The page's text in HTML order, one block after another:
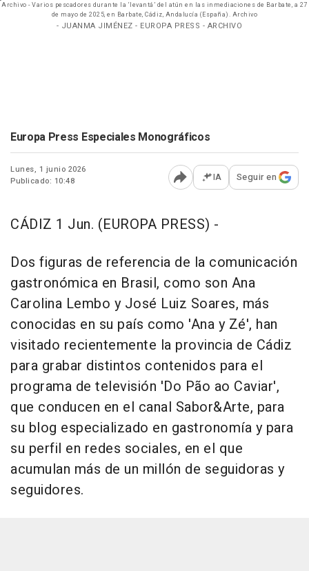
Archivo - Varios pescadores durante la ‘levantá’ del atún en las inmediaciones de Barbate, a 27
de mayo de 2025, en Barbate, Cádiz, Andalucía (España). Archivo
- JUANMA JIMÉNEZ - EUROPA PRESS - ARCHIVO
Europa Press Especiales Monográficos
Lunes, 1 junio 2026
Publicado: 10:48
Abrir opciones para
IA Seguir en
CÁDIZ 1 Jun. (EUROPA PRESS) -
Dos figuras de referencia de la comunicación
gastronómica en Brasil, como son Ana
Carolina Lembo y José Luiz Soares, más
conocidas en su país como 'Ana y Zé', han
visitado recientemente la provincia de Cádiz
para grabar distintos contenidos para el
programa de televisión 'Do Pão ao Caviar',
que conducen en el canal Sabor&Arte, para
su blog especializado en gastronomía y para
su perfil en redes sociales, en el que
acumulan más de un millón de seguidoras y
seguidores.